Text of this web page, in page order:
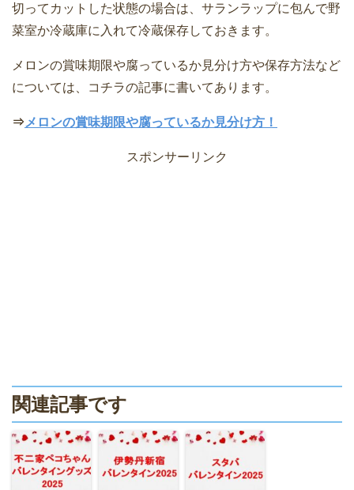
切ってカットした状態の場合は、サランラップに包んで野
菜室か冷蔵庫に入れて冷蔵保存しておきます。
メロンの賞味期限や腐っているか見分け方や保存方法など
については、コチラの記事に書いてあります。
⇒メロンの賞味期限や腐っているか見分け方！
スポンサーリンク
関連記事です